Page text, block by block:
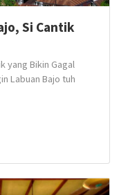
Si Cantik
yang Bikin Gagal
Labuan Bajo tuh